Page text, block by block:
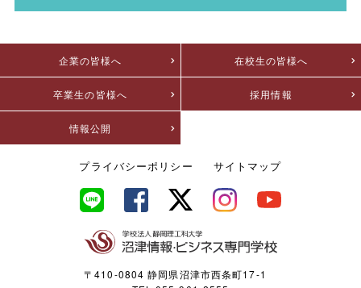
企業の皆様へ 在校生の皆様へ
卒業生の皆様へ 採用情報
情報公開
プライバシーポリシー サイトマップ
〒410-0804 静岡県沼津市西条町17-1